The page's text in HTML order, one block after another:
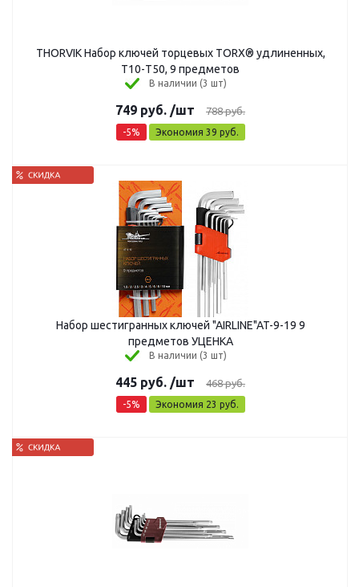
THORVIK Набор ключей торцевых TORX® удлиненных,
Т10-T50, 9 предметов
В наличии (3 шт)
749 руб. /шт 788руб.
-5% Экономия 39 руб.
Набор шестигранных ключей "AIRLINE"AT-9-19 9
предметов УЦЕНКА
В наличии (3 шт)
445 руб. /шт 468руб.
-5% Экономия 23 руб.